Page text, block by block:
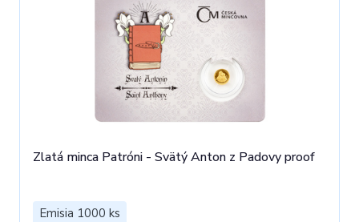
Zlatá minca Patróni - Svätý Anton z Padovy proof
Emisia 1000 ks